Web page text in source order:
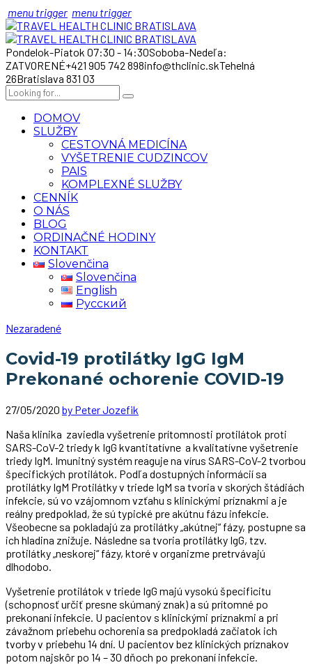
menu trigger menu trigger
Pondelok-Piatok 07:30 - 14:30Soboba-Nedeľa:
ZATVORENÉ+421 905 742 898info@thclinic.skTehelná
26Bratislava 831 03
DOMOV
SLUŽBY
CESTOVNÁ MEDICÍNA
VYŠETRENIE CUDZINCOV
PAIS
KOMPLEXNÉ SLUŽBY
CENNÍK
O NÁS
BLOG
ORDINAČNÉ HODINY
KONTAKT
Slovenčina
Slovenčina
English
Русский
Nezaradené
Covid-19 protilátky IgG IgM
Prekonané ochorenie COVID-19
27/05/2020 by Peter Jozefik
Naša klinika zaviedla vyšetrenie prítomnosti protilátok proti
SARS-CoV-2 triedy k IgG kvantitatívne a kvalitatívne vyšetrenie
triedy IgM. Imunitný systém reaguje na vírus SARS-CoV-2 tvorbou
špecifických protilátok. Podľa dostupných informácií sa
protilátky IgM Protilátky v triede IgM sa tvoria v skorých štádiách
infekcie, sú vo vzájomnom vzťahu s klinickými príznakmi a je
reálny predpoklad, že sú typické pre akútnu fázu infekcie.
Všeobecne sa pokladajú za protilátky „akútnej“ fázy, postupne sa
ich hladina znižuje. Následne sa tvoria protilátky IgG, tzv.
protilátky „neskorej“ fázy, ktoré v organizme pretrvávajú
dlhodobo.
Vyšetrenie protilátok v triede IgG majú vysokú špecificitu
(schopnosť určiť presne skúmaný znak) a sú prítomné po
prekonaní infekcie. U pacientov s klinickými príznakmi a pri
závažnom priebehu ochorenia sa predpokladá začiatok ich
tvorby v priebehu 14 dní. U pacientov bez klinických príznakov
potom najskôr po 14 – 30 dňoch po prekonaní infekcie.